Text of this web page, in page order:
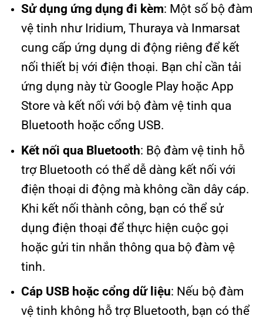
Sử dụng ứng dụng đi kèm: Một số bộ đàm
vệ tinh như Iridium, Thuraya và Inmarsat
cung cấp ứng dụng di động riêng để kết
nối thiết bị với điện thoại. Bạn chỉ cần tải
ứng dụng này từ Google Play hoặc App
Store và kết nối với bộ đàm vệ tinh qua
Bluetooth hoặc cổng USB.
Kết nối qua Bluetooth: Bộ đàm vệ tinh hỗ
trợ Bluetooth có thể dễ dàng kết nối với
điện thoại di động mà không cần dây cáp.
Khi kết nối thành công, bạn có thể sử
dụng điện thoại để thực hiện cuộc gọi
hoặc gửi tin nhắn thông qua bộ đàm vệ
tinh.
Cáp USB hoặc cổng dữ liệu: Nếu bộ đàm
vệ tinh không hỗ trợ Bluetooth, bạn có thể